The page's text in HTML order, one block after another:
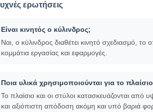
ερωτήσεις
Είναι κινητός ο κύλινδρος;
Ναι, ο κύλινδρος διαθέτει κινητό σχεδιασμό, το
κομμάτια εργασίας και εφαρμογές.
Ποια υλικά χρησιμοποιούνται για το
Το πλαίσιο και οι στύλοι κατασκευάζονται από
και αξιόπιστη απόδοση ακόμη και υπό βαριά